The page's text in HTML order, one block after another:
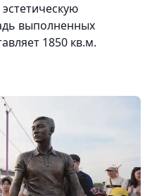
выполненных
1850 кв.м.